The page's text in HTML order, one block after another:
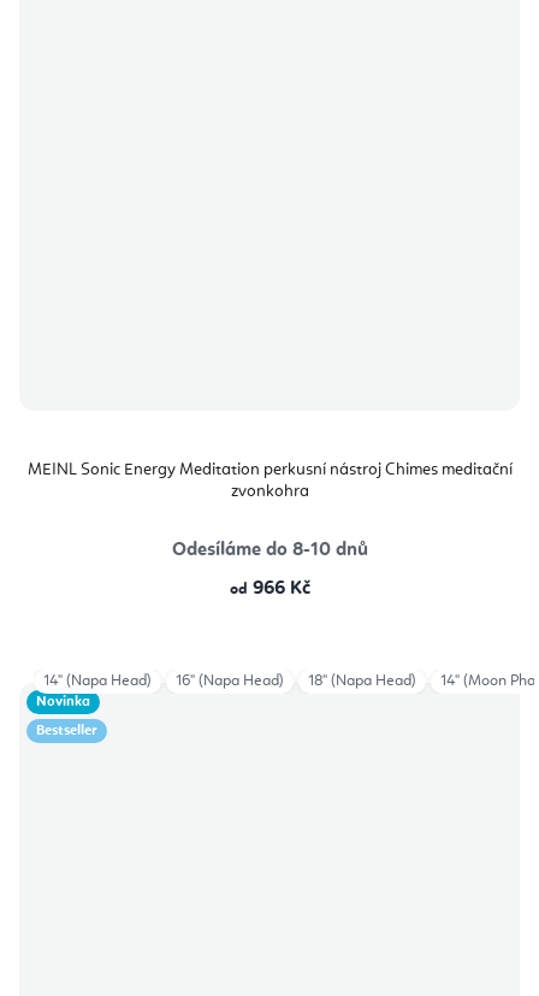
MEINL Sonic Energy Meditation perkusní nástroj Chimes meditační
zvonkohra
Odesíláme do 8-10 dnů
od 966 Kč
Novinka
Bestseller
14" (Napa Head) 16" (Napa Head) 18" (Napa Head) 14" (Moon